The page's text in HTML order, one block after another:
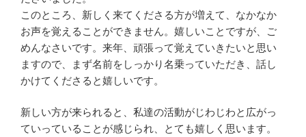
このところ、新しく来てくださる方が増えて、なかなか
お声を覚えることができません。嬉しいことですが、ご
めんなさいです。来年、頑張って覚えていきたいと思い
ますので、まず名前をしっかり名乗っていただき、話し
かけてくださると嬉しいです。
新しい方が来られると、私達の活動がじわじわと広がっ
ていっていることが感じられ、とても嬉しく思います。